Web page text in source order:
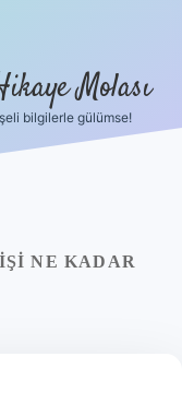
Molası
bilgilerle gülümse!
NE KADAR